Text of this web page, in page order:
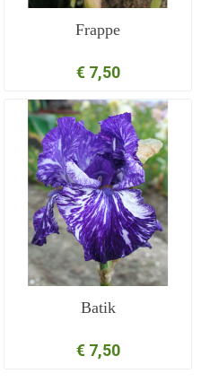
Frappe
€ 7,50
Batik
€ 7,50